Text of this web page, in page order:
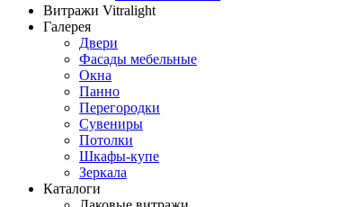
Витражи Vitralight
Галерея
Двери
Фасады мебельные
Окна
Панно
Перегородки
Сувениры
Потолки
Шкафы-купе
Зеркала
Каталоги